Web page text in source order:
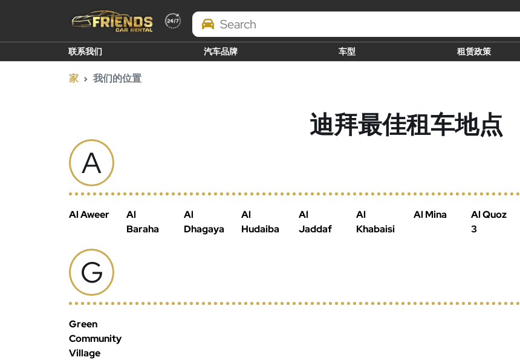
Search Brands
联系我们 汽车品牌 车型 租赁政策
家 我们的位置
迪拜最佳租车地点
A
Al Aweer
Al
Baraha
Al
Dhagaya
Al
Hudaiba
Al
Jaddaf
Al
Khabaisi
Al Mina
Al Quoz
3
G
Green
Community
Village